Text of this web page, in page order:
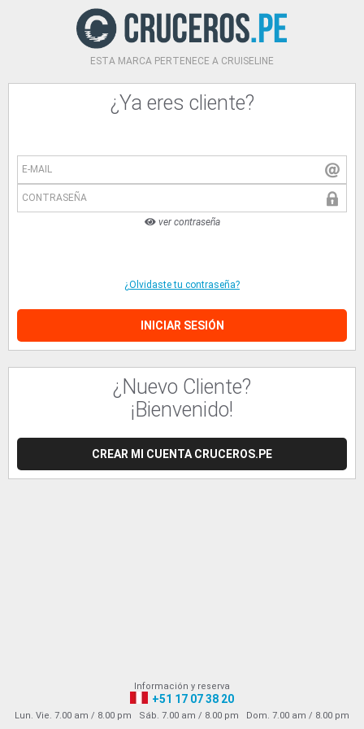
ESTA MARCA PERTENECE A CRUISELINE
¿Ya eres cliente?
E-MAIL
CONTRASEÑA
ver contraseña
¿Olvidaste tu contraseña?
INICIAR SESIÓN
¿Nuevo Cliente?
¡Bienvenido!
CREAR MI CUENTA CRUCEROS.PE
Información y reserva
+51 17 07 38 20
Lun. Vie. 7.00 am / 8.00 pm Sáb. 7.00 am / 8.00 pm Dom. 7.00 am / 8.00 pm